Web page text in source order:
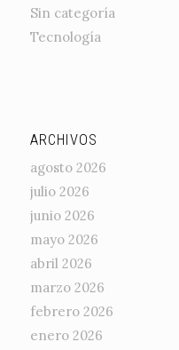
Sin categoría
Tecnología
ARCHIVOS
agosto 2026
julio 2026
junio 2026
mayo 2026
abril 2026
marzo 2026
febrero 2026
enero 2026